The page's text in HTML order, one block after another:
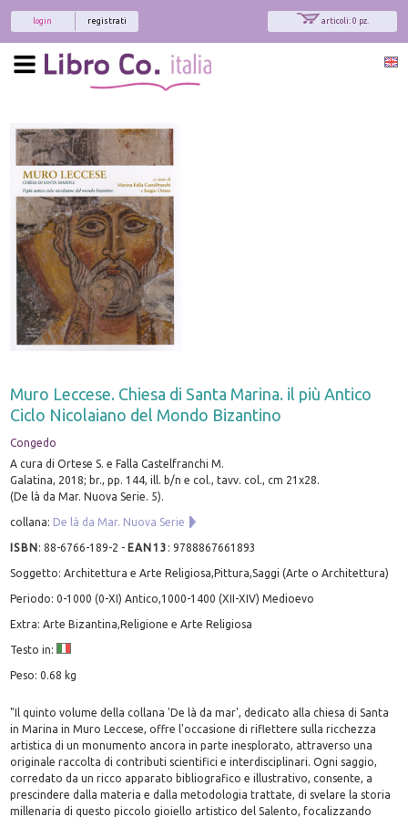
articoli: 0 pz.
registrati
login
Muro Leccese. Chiesa di Santa Marina. il più Antico
Ciclo Nicolaiano del Mondo Bizantino
Congedo
A cura di Ortese S. e Falla Castelfranchi M.
Galatina, 2018; br., pp. 144, ill. b/n e col., tavv. col., cm 21x28.
(De là da Mar. Nuova Serie. 5).
collana: De là da Mar. Nuova Serie
ISBN:88-6766-189-2 - EAN13 :9788867661893
Soggetto: Architettura e Arte Religiosa,Pittura,Saggi (Arte o Architettura)
Periodo: 0-1000 (0-XI) Antico,1000-1400 (XII-XIV) Medioevo
Extra: Arte Bizantina,Religione e Arte Religiosa
Testo in:
Peso: 0.68 kg
"Il quinto volume della collana 'De là da mar', dedicato alla chiesa di Santa
in Marina in Muro Leccese, offre l'occasione di riflettere sulla ricchezza
artistica di un monumento ancora in parte inesplorato, attraverso una
originale raccolta di contributi scientifici e interdisciplinari. Ogni saggio,
corredato da un ricco apparato bibliografico e illustrativo, consente, a
prescindere dalla materia e dalla metodologia trattate, di svelare la storia
millenaria di questo piccolo gioiello artistico del Salento, focalizzando